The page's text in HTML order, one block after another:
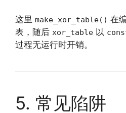
这里 make_xor_table() 在
表，随后 xor_table 以
过程无运行时开销。
5. 常见陷阱